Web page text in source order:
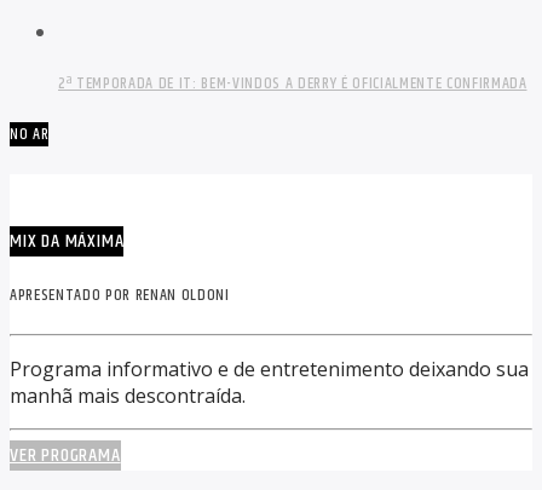
2ª TEMPORADA DE IT: BEM-VINDOS A DERRY É OFICIALMENTE CONFIRMADA
NO AR
MIX DA MÁXIMA
APRESENTADO POR RENAN OLDONI
Programa informativo e de entretenimento deixando sua
manhã mais descontraída.
VER PROGRAMA